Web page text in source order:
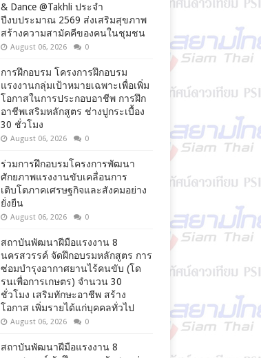
& Dance @Takhli ประจำ
ปีงบประมาณ 2569 ส่งเสริมสุขภาพ
สร้างความสามัคคีของคนในชุมชน
August 06, 2026 0
การฝึกอบรม โครงการฝึกอบรม
แรงงานกลุ่มเป้าหมายเฉพาะเพื่อเพิ่ม
โอกาสในการประกอบอาชีพ การฝึก
อาชีพเสริมหลักสูตร ช่างปูกระเบื้อง
30 ชั่วโมง
August 06, 2026 0
ร่วมการฝึกอบรมโครงการพัฒนา
ศักยภาพแรงงานขับเคลื่อนการ
เติบโตภาคเศรษฐกิจและสังคมอย่าง
ยั่งยืน
August 06, 2026 0
สถาบันพัฒนาฝีมือแรงงาน 8
นครสวรรค์ จัดฝึกอบรมหลักสูตร การ
ซ่อมบำรุงอากาศยานไร้คนขับ (โด
รนเพื่อการเกษตร) จำนวน 30
ชั่วโมง เสริมทักษะอาชีพ สร้าง
โอกาส เพิ่มรายได้แก่บุคคลทั่วไป
August 06, 2026 0
สถาบันพัฒนาฝีมือแรงงาน 8